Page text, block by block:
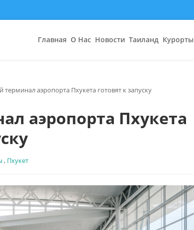
Главная О Нас Новости Таиланд Курорты
терминал аэропорта Пхукета готовят к запуску
аэропорта Пхукета
, Пхукет